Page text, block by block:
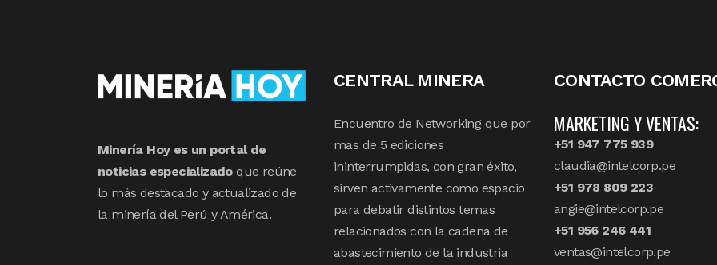
Minería Hoy es un portal de
noticias especializadoque reúne
lo más destacado y actualizado de
la minería del Perú y América.
CENTRAL MINERA
Encuentro de Networking que por
mas de 5 ediciones
ininterrumpidas, con gran éxito,
sirven activamente como espacio
para debatir distintos temas
relacionados con la cadena de
abastecimiento de la industria
CONTACTO
MARKETING Y VENTAS:
+51 947 775 939
claudia@intelcorp.pe
+51 978 809 223
angie@intelcorp.pe
+51 956 246 441
ventas@intelcorp.pe